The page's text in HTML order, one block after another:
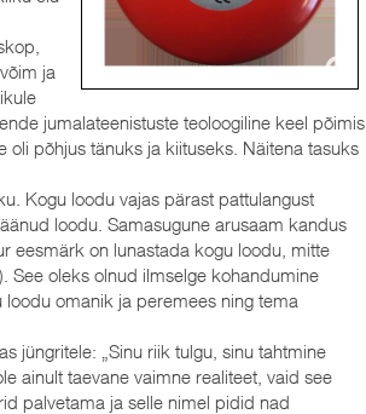
ja
jumalateenistuste teoloogiline keel põimis
oli põhjus tänuks ja kiituseks. Näitena tasuks
Kogu loodu vajas pärast pattulangust
loodu. Samasugune arusaam kandus
eesmärk on lunastada kogu loodu, mitte
See oleks olnud ilmselge kohandumine
omanik ja peremees ning tema
jüngritele: „Sinu riik tulgu, sinu tahtmine
ainult taevane vaimne realiteet, vaid see
palvetama ja selle nimel pidid nad